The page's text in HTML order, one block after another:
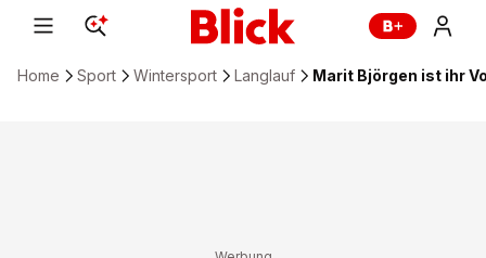
Home Sport Wintersport Langlauf Marit Björgen ist ihr